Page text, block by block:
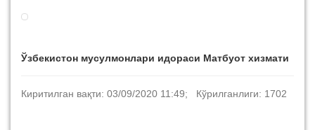
Ўзбекистон мусулмонлари идораси Матбуот хизмати
Киритилган вақти: 03/09/2020 11:49; Кўрилганлиги: 1702